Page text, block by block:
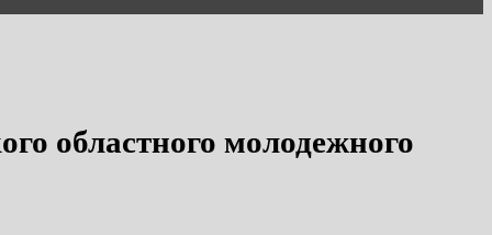
областного молодежного